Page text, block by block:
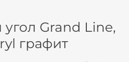
Grand Line,
графит